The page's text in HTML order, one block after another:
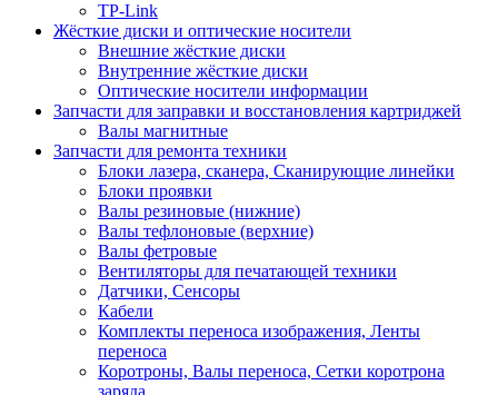
TP-Link
Жёсткие диски и оптические носители
Внешние жёсткие диски
Внутренние жёсткие диски
Оптические носители информации
Запчасти для заправки и восстановления картриджей
Валы магнитные
Запчасти для ремонта техники
Блоки лазера, сканера, Сканирующие линейки
Блоки проявки
Валы резиновые (нижние)
Валы тефлоновые (верхние)
Валы фетровые
Вентиляторы для печатающей техники
Датчики, Сенсоры
Кабели
Комплекты переноса изображения, Ленты
переноса
Коротроны, Валы переноса, Сетки коротрона
заряда